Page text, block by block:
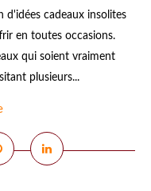
d'idées cadeaux insolites
en toutes occasions.
qui soient vraiment
plusieurs...